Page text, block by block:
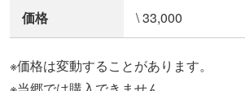
価格 \ 33,000
※価格は変動することがあります。